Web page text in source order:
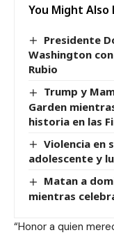
You Might Also
Presidente
Washington
Rubio
Trump y
Garden
historia en las
Violencia en
adolescente y
Matan a
mientras
“Honor a quien